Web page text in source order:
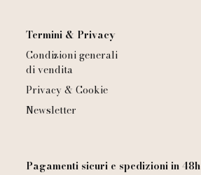
Termini & Privacy
Condizioni generali
di vendita
Privacy & Cookie
Newsletter
Pagamenti sicuri e spedizioni in 48h